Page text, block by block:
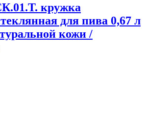
кружка
для пива 0,67 л
кожи /